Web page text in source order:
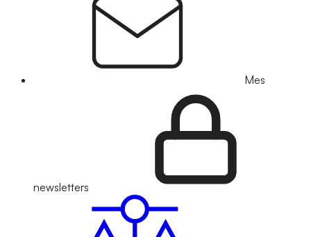
Mes
newsletters